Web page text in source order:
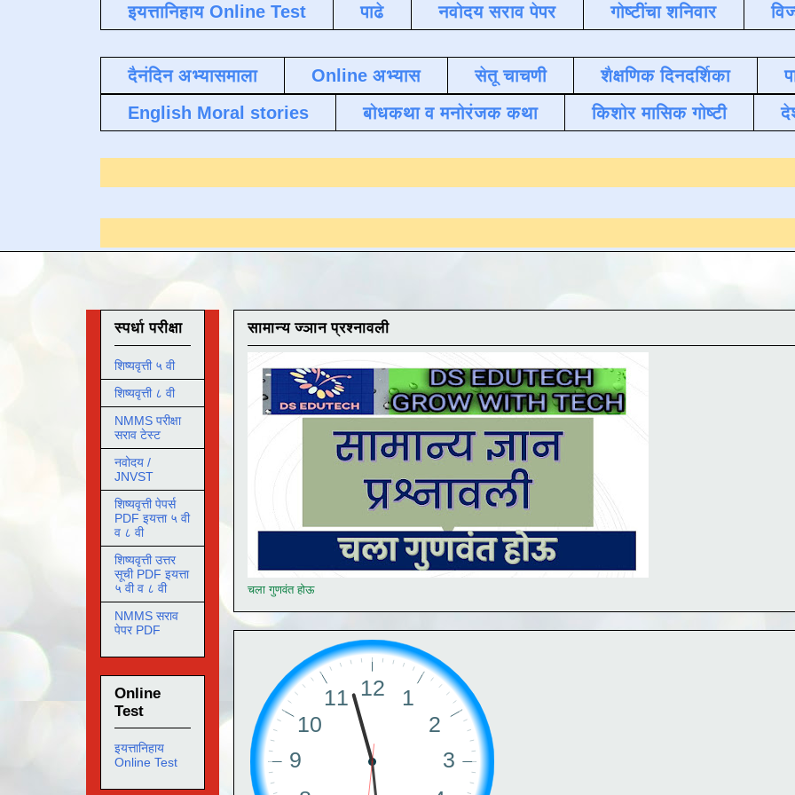
इयत्तानिहाय Online Test पाढे नवोदय सराव पेपर गोष्टींचा शनिवार
दैनंदिन अभ्यासमाला Online अभ्यास सेतू चाचणी शैक्षणिक दिनदर्शिका
English Moral stories
बोधकथा व मनोरंजक कथा किशोर मासिक गोष्टी
सामान्य ज्ञान प्रश्नावली
चला गुणवंत होऊ
स्पर्धा परीक्षा
शिष्यवृत्ती ५ वी
शिष्यवृत्ती ८ वी
NMMS परीक्षा
सराव टेस्ट
नवोदय /
JNVST
शिष्यवृत्ती पेपर्स
PDF इयत्ता ५ वी
व ८ वी
शिष्यवृत्ती उत्तर
सूची PDF इयत्ता
५ वी व ८ वी
NMMS सराव
पेपर PDF
Online
Test
इयत्तानिहाय
Online Test